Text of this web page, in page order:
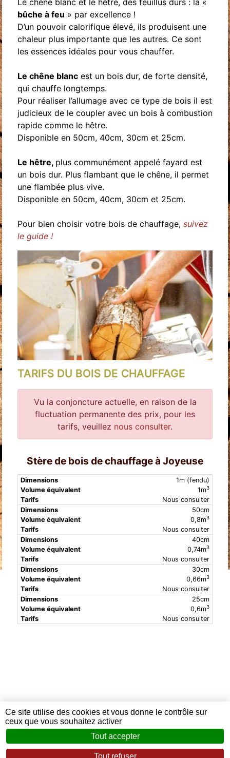
Le chêne blanc et le hêtre, des feuillus durs : la «
bûche à feu » par excellence !
D’un pouvoir calorifique élevé, ils produisent une
chaleur plus importante que les autres. Ce sont
les essences idéales pour vous chauffer.
Le chêne blanc est un bois dur, de forte densité,
qui chauffe longtemps.
Pour réaliser l’allumage avec ce type de bois il est
judicieux de le coupler avec un bois à combustion
rapide comme le hêtre.
Disponible en 50cm, 40cm, 30cm et 25cm.
Le hêtre, plus communément appelé fayard est
un bois dur. Plus flambant que le chêne, il permet
une flambée plus vive.
Disponible en 50cm, 40cm, 30cm et 25cm.
Pour bien choisir votre bois de chauffage, suivez
le guide !
TARIFS DU BOIS DE CHAUFFAGE
Vu la conjoncture actuelle, en raison de la
fluctuation permanente des prix, pour les
tarifs, veuillez nous consulter.
Stère de bois de chauffage à Joyeuse
Dimensions
équivalent
1m (fendu)
1m3
Nous consulter
50cm
0,8m3
Nous consulter
40cm
0,74m3
Nous consulter
30cm
0,66m3
Nous consulter
25cm
0,6m3
Nous consulter
Ce site utilise des cookies et vous donne le contrôle sur
ceux que vous souhaitez activer
Tout accepter
Tout refuser